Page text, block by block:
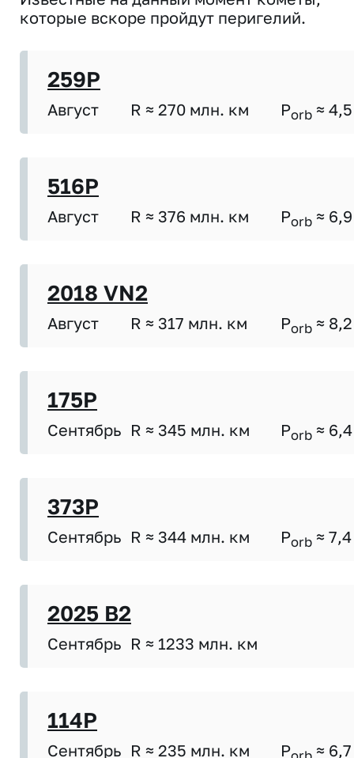
которые вскоре пройдут перигелий.
259P
Август R ≈ 270 млн. км Porb ≈ 4,5
516P
Август R ≈ 376 млн. км Porb ≈ 6,9
2018 VN2
Август R ≈ 317 млн. км Porb ≈ 8,2
175P
Сентябрь R ≈ 345 млн. км Porb ≈ 6,4
373P
Сентябрь R ≈ 344 млн. км Porb ≈ 7,4
2025 B2
Сентябрь R ≈ 1233 млн. км
114P
Сентябрь R ≈ 235 млн. км P ≈ 6,7